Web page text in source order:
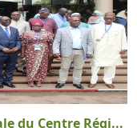
du Centre Régi...